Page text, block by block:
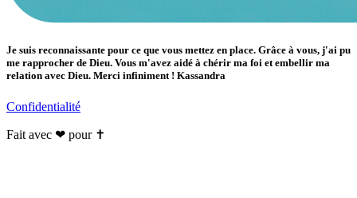
Je suis reconnaissante pour ce que vous mettez en place. Grâce à vous, j'ai pu
me rapprocher de Dieu. Vous m'avez aidé à chérir ma foi et embellir ma
relation avec Dieu. Merci infiniment ! Kassandra
Confidentialité
Fait avec ❤ pour ✝️️